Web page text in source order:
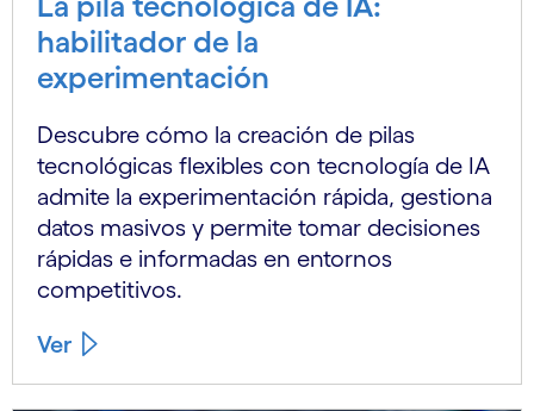
habilitador de la
experimentación
Descubre cómo la creación de pilas
tecnológicas flexibles con tecnología de IA
admite la experimentación rápida, gestiona
datos masivos y permite tomar decisiones
rápidas e informadas en entornos
competitivos.
Ver